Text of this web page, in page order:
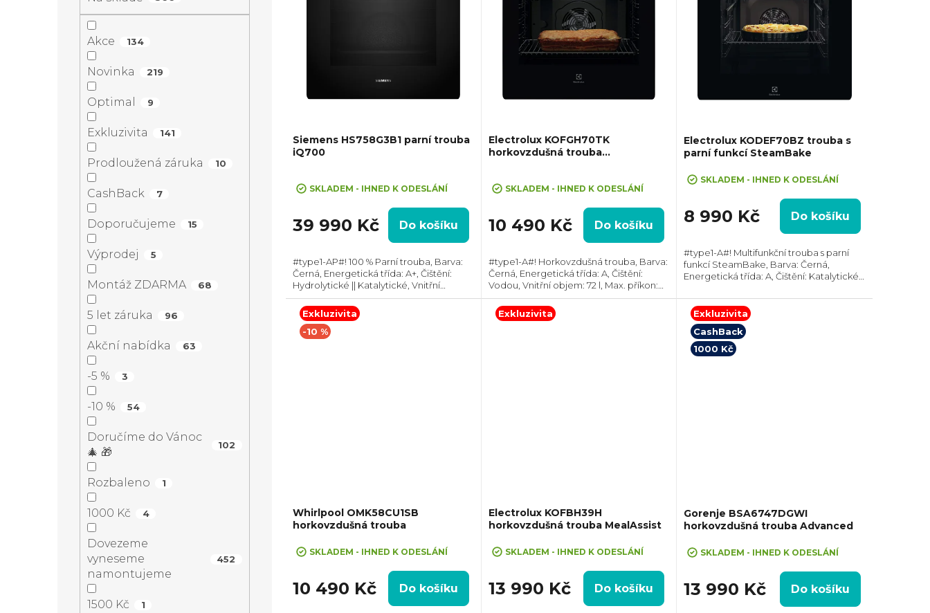
Akce 134
Novinka 219
Optimal 9
Exkluzivita 141
Prodloužená záruka 10
CashBack 7
Doporučujeme 15
Výprodej 5
Montáž ZDARMA 68
5 let záruka 96
Akční nabídka 63
-5 % 3
-10 % 54
Doručíme do Vánoc
🎄 🎁
102
Rozbaleno 1
1000 Kč 4
Dovezeme
vyneseme
namontujeme
452
1500 Kč 1
d
u
k
t
ů
r
o
d
u
k
Siemens HS758G3B1 parní trouba
iQ700
hodnocení
je
3,0
5
hvězdiček.
SKLADEM - IHNED K ODESLÁNÍ
39 990 Kč Do košíku
#type1-AP#! 100 % Parní trouba, Barva:
Černá, Energetická třída: A+, Čištění:
Hydrolytické || Katalytické, Vnitřní
objem: 71 l, Max. příkon: 3600 W,
Rozměry (VxŠxH): 595x594x548 mm,
Výbava:...
Electrolux KOFGH70TK
horkovzdušná trouba
hodnocení
je
5,0
5
hvězdiček.
SKLADEM - IHNED K ODESLÁNÍ
10 490 Kč Do košíku
#type1-A#! Horkovzdušná trouba, Barva:
Černá, Energetická třída: A, Čištění:
Vodou, Vnitřní objem: 72 l, Max. příkon:
2790 W, Gril , Rozměry (VxŠxH):
595x595x567 mm, Výbava: Teleskopický
výsuv,...
Electrolux KODEF70BZ trouba s
parní funkcí SteamBake
SKLADEM - IHNED K ODESLÁNÍ
8 990 Kč Do košíku
#type1-A#! Multifunkční trouba s parní
funkcí SteamBake, Barva: Černá,
Energetická třída: A, Čištění: Katalytické ||
příkon: 2750 W, Gril , Rozměry (VxŠxH):...
Exkluzivita
-10 %
Whirlpool OMK58CU1SB
horkovzdušná trouba
SKLADEM - IHNED K ODESLÁNÍ
10 490 Kč Do košíku
Exkluzivita
Electrolux KOFBH39H
horkovzdušná trouba MealAssist
SKLADEM - IHNED K ODESLÁNÍ
13 990 Kč Do košíku
Exkluzivita
CashBack
1000 Kč
Gorenje BSA6747DGWI
horkovzdušná trouba Advanced
stránkách gorenje.cz
SKLADEM - IHNED K ODESLÁNÍ
13 990 Kč Do košíku